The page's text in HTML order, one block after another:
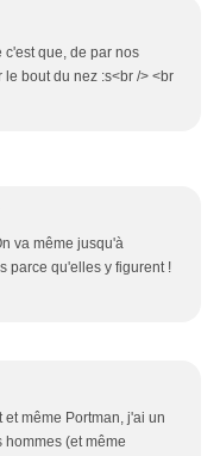
c'est que, de par nos
bout du nez :s<br /> <br
va même jusqu'à
parce qu'elles y figurent !
même Portman, j'ai un
(et même